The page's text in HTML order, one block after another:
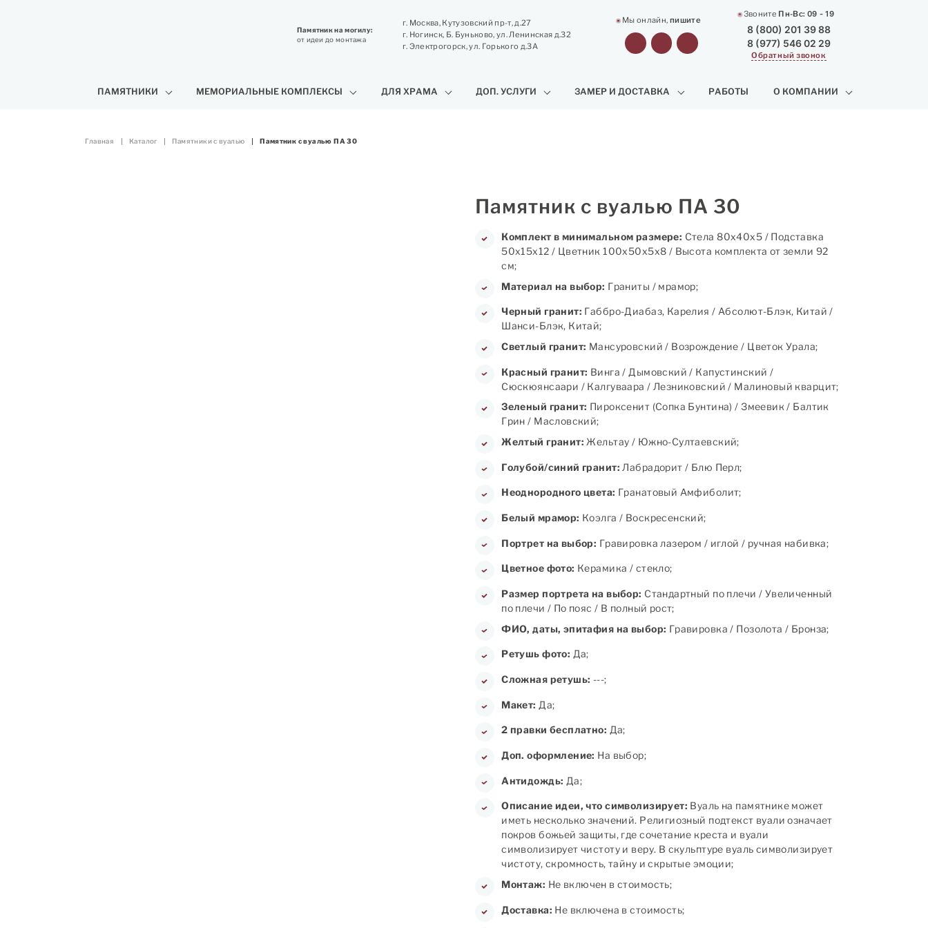
Памятник на могилу:
от идеи до монтажа
г. Москва, Кутузовский пр-т, д.27
г. Ногинск, Б. Буньково, ул. Ленинская д.32
г. Электрогорск, ул. Горького д.3А
Мы онлайн, пишите
Звоните Пн-Вс: 09 - 19
8 (800) 201 39 88
8 (977) 546 02 29
Обратный звонок
ПАМЯТНИКИ МЕМОРИАЛЬНЫЕ КОМПЛЕКСЫ ДЛЯ ХРАМА ДОП. УСЛУГИ ЗАМЕР И ДОСТАВКА РАБОТЫ О КОМПАНИИ
Главная Каталог Памятники с вуалью Памятник с вуалью ПА 30
Памятник с вуалью ПА 30
Комплект в минимальном размере: Стела 80х40х5 / Подставка
50х15х12 / Цветник 100х50х5х8 / Высота комплекта от земли 92
см;
Материал на выбор: Граниты / мрамор;
Черный гранит: Габбро-Диабаз, Карелия / Абсолют-Блэк, Китай /
Шанси-Блэк, Китай;
Светлый гранит: Мансуровский / Возрождение / Цветок Урала;
Красный гранит: Винга / Дымовский / Капустинский /
Сюскюянсаари / Калгуваара / Лезниковский / Малиновый кварцит;
Зеленый гранит: Пироксенит (Сопка Бунтина) / Змеевик / Балтик
Грин / Масловский;
Желтый гранит: Жельтау / Южно-Султаевский;
Голубой/синий гранит: Лабрадорит / Блю Перл;
Неоднородного цвета: Гранатовый Амфиболит;
Белый мрамор: Коэлга / Воскресенский;
Портрет на выбор: Гравировка лазером / иглой / ручная набивка;
Цветное фото: Керамика / стекло;
Размер портрета на выбор: Стандартный по плечи / Увеличенный
по плечи / По пояс / В полный рост;
ФИО, даты, эпитафия на выбор: Гравировка / Позолота / Бронза;
Ретушь фото: Да;
Сложная ретушь: ---;
Макет: Да;
2 правки бесплатно: Да;
Доп. оформление: На выбор;
Антидождь: Да;
Описание идеи, что символизирует: Вуаль на памятнике может
иметь несколько значений. Религиозный подтекст вуали означает
покров божьей защиты, где сочетание креста и вуали
символизирует чистоту и веру. В скульптуре вуаль символизирует
чистоту, скромность, тайну и скрытые эмоции;
Монтаж: Не включен в стоимость;
Доставка: Не включена в стоимость;